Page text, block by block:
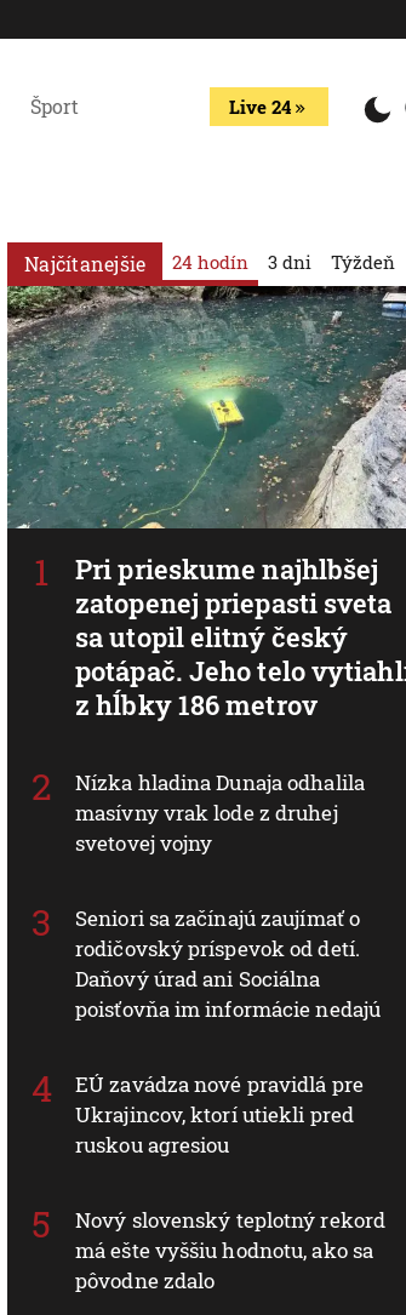
Šport Live 24
Najčítanejšie 24 hodín
Pri prieskume najhlbšej
zatopenej priepasti sveta
sa utopil elitný český
potápač. Jeho telo
z hĺbky 186 metrov
Nízka hladina Dunaja odhalila
masívny vrak lode z druhej
svetovej vojny
Seniori sa začínajú zaujímať o
rodičovský príspevok od detí.
Daňový úrad ani Sociálna
poisťovňa im informácie nedajú
EÚ zavádza nové pravidlá pre
Ukrajincov, ktorí utiekli pred
ruskou agresiou
Nový slovenský teplotný rekord
má ešte vyššiu hodnotu, ako sa
pôvodne zdalo
3 dni Týždeň